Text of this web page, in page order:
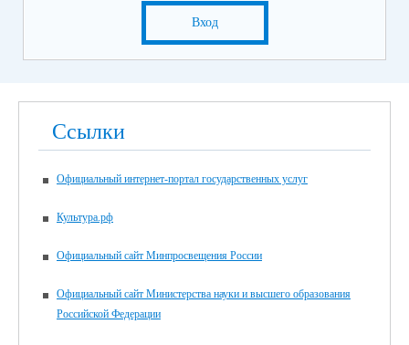
Вход
Ссылки
Официальный интернет-портал государственных услуг
Культура.рф
Официальный сайт Минпросвещения России
Официальный сайт Министерства науки и высшего образования
Российской Федерации